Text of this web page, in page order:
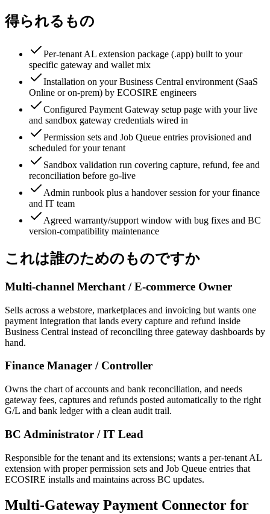
得られるもの
Per-tenant AL extension package (.app) built to your
specific gateway and wallet mix
Installation on your Business Central environment (SaaS
Online or on-prem) by ECOSIRE engineers
Configured Payment Gateway setup page with your live
and sandbox gateway credentials wired in
Permission sets and Job Queue entries provisioned and
scheduled for your tenant
Sandbox validation run covering capture, refund, fee and
reconciliation before go-live
Admin runbook plus a handover session for your finance
and IT team
Agreed warranty/support window with bug fixes and BC
version-compatibility maintenance
これは誰のためのものですか
Multi-channel Merchant / E-commerce Owner
Sells across a webstore, marketplaces and invoicing but wants one
payment integration that lands every capture and refund inside
Business Central instead of reconciling three gateway dashboards by
hand.
Finance Manager / Controller
Owns the chart of accounts and bank reconciliation, and needs
gateway fees, captures and refunds posted automatically to the right
G/L and bank ledger with a clean audit trail.
BC Administrator / IT Lead
Responsible for the tenant and its extensions; wants a per-tenant AL
extension with proper permission sets and Job Queue entries that
ECOSIRE installs and maintains across BC updates.
Multi-Gateway Payment Connector for